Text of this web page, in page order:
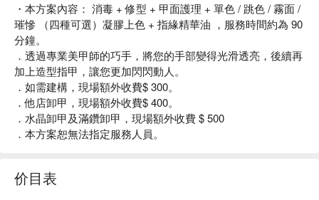
・本方案內容： 消毒 + 修型 + 甲面護理 + 單色 / 跳色 / 霧面 /
璀慘 （四種可選）凝膠上色 + 指緣精華油 ，服務時間約為 90
分鐘。
．透過專業美甲師的巧手，將您的手部變得光滑透亮，後續再
加上造型指甲，讓您更加閃閃動人。
．如需建構，現場額外收費$ 300。
．他店卸甲，現場額外收費$ 400。
．水晶卸甲及滿鑽卸甲，現場額外收費 $ 500
．本方案恕無法指定服務人員。
价目表